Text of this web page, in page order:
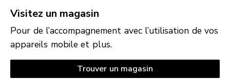
Visitez un magasin
Pour de l’accompagnement avec l’utilisation de vos
appareils mobile et plus.
Trouver un magasin